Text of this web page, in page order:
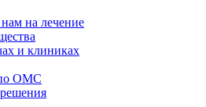
на лечение
и клиниках
ОМС